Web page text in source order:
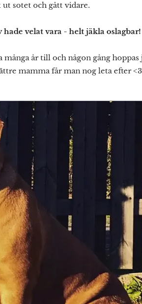
ut sotet och gått vidare.
hade velat vara - helt jäkla oslagbar!
år till och någon gång
mamma får man nog leta efter <3